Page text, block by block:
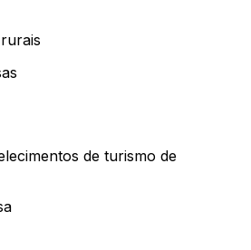
de turismo de